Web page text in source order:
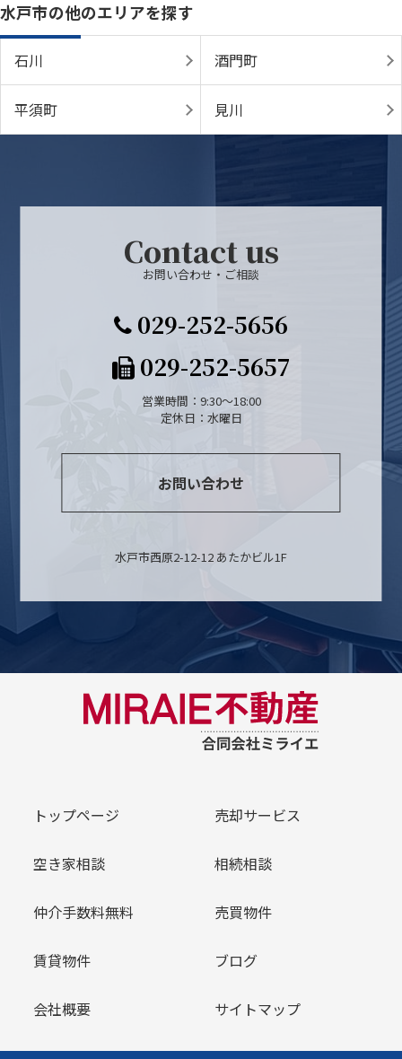
水戸市の他のエリアを探す
石川 酒門町
平須町 見川
Contact us
お問い合わせ・ご相談
029-252-5656
029-252-5657
営業時間：9:30～18:00
定休日：水曜日
お問い合わせ
水戸市西原2-12-12 あたかビル1F
トップページ 売却サービス
空き家相談 相続相談
仲介手数料無料 売買物件
賃貸物件 ブログ
会社概要 サイトマップ